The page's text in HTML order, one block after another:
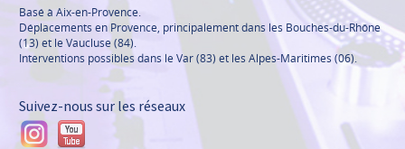
Basé à Aix-en-Provence.
Déplacements en Provence, principalement dans les Bouches-du-Rhône
(13) et le Vaucluse (84).
Interventions possibles dans le Var (83) et les Alpes-Maritimes (06).
Suivez-nous sur les réseaux